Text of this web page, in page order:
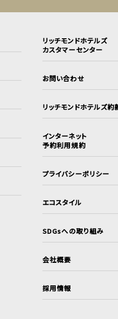
リッチモンドホテルズ
カスタマーセンター
お問い合わせ
リッチモンドホテルズ約
インターネット
予約利用規約
プライバシーポリシー
エコスタイル
SDGsへの取り組み
会社概要
採用情報